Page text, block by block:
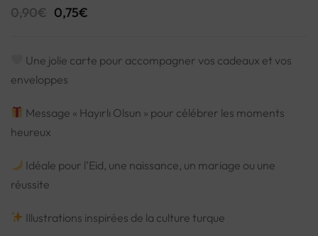
0,90€ 0,75€
Une jolie carte pour accompagner vos cadeaux et vos
enveloppes
Message « Hayırlı Olsun » pour célébrer les moments
heureux
Idéale pour l’Eid, une naissance, un mariage ou une
réussite
Illustrations inspirées de la culture turque